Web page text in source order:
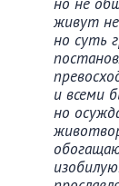
живут
но суть
и всеми
но